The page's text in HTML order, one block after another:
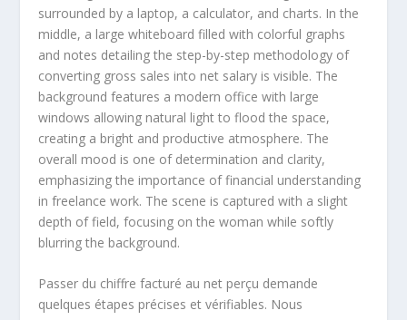
Passer du chiffre facturé au net perçu demande
quelques étapes précises et vérifiables. Nous